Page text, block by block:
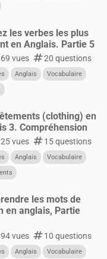
les verbes les plus
en Anglais. Partie 5
vues numbers20 questions
Anglais
Vocabulaire
(clothing) en
3. Compréhension
vues numbers15 questions
Anglais
Vocabulaire
les mots de
en anglais, Partie
vues numbers10 questions
Anglais
Vocabulaire